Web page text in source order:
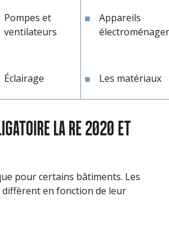
Pompes et
ventilateurs
Éclairage
Appareils
Les matériaux
LA RE 2020 ET
pour certains bâtiments. Les
diffèrent en fonction de leur